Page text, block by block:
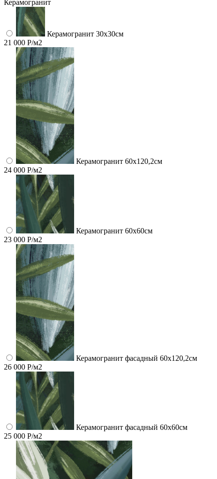
Керамогранит
Керамогранит 30х30см
21 000 Р/м2
Керамогранит 60x120,2см
24 000 Р/м2
Керамогранит 60x60см
23 000 Р/м2
Керамогранит фасадный 60x120,2см
26 000 Р/м2
Керамогранит фасадный 60x60см
25 000 Р/м2